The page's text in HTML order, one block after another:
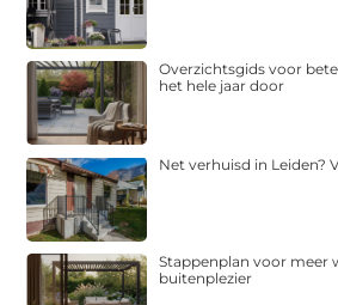
Overzichtsgids voor
het hele jaar door
Net verhuisd in Leiden?
Stappenplan voor meer
buitenplezier